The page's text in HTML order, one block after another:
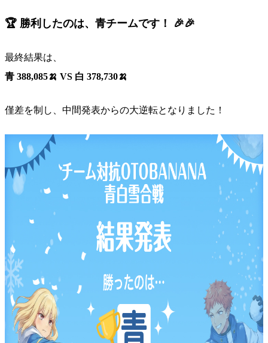
🏆 勝利したのは、青チームです！ 🎉🎉
最終結果は、
青 388,085🍌 VS 白 378,730🍌
僅差を制し、中間発表からの大逆転となりました！